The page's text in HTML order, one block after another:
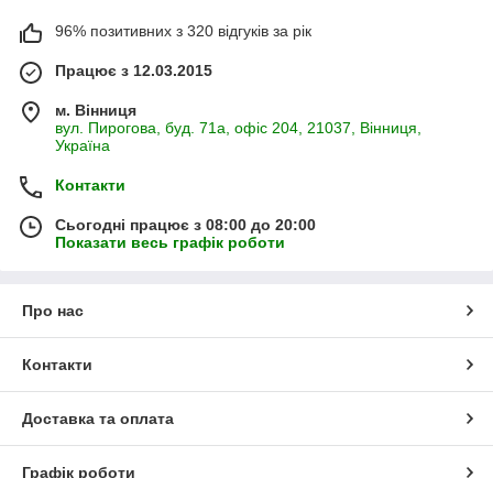
96% позитивних з 320 відгуків за рік
Працює з 12.03.2015
м. Вінниця
вул. Пирогова, буд. 71а, офіс 204, 21037, Вінниця,
Україна
Контакти
Сьогодні працює з 08:00 до 20:00
Показати весь графік роботи
Про нас
Контакти
Доставка та оплата
Графік роботи